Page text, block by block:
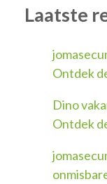
Laatste
Ontdek
Dino
Ontdek